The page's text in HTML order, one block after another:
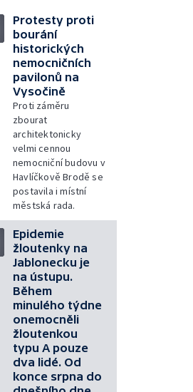
Protesty proti
bourání
historických
nemocničních
pavilonů na
Vysočině
Proti záměru
zbourat
architektonicky
velmi cennou
nemocniční budovu v
Havlíčkově Brodě se
postavila i místní
městská rada.
Epidemie
žloutenky na
Jablonecku je
na ústupu.
Během
minulého týdne
onemocněli
žloutenkou
typu A pouze
dva lidé. Od
konce srpna do